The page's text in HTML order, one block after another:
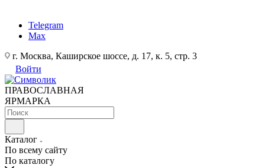
Telegram
Max
г. Москва, Каширское шоссе, д. 17, к. 5, стр. 3
Войти
ПРАВОСЛАВНАЯ
ЯРМАРКА
Каталог
По всему сайту
По каталогу